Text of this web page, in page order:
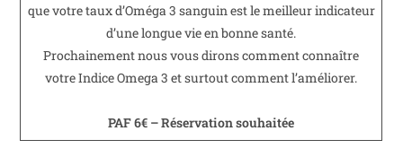
que votre taux d’Oméga 3 sanguin est le meilleur indicateur
d’une longue vie en bonne santé.
Prochainement nous vous dirons comment connaître
votre Indice Omega 3 et surtout comment l’améliorer.
PAF 6€ – Réservation souhaitée